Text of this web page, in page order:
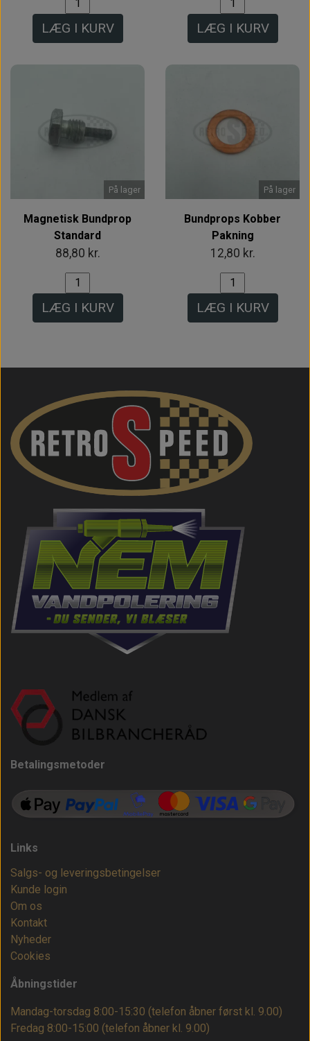
LÆG I KURV LÆG I KURV
På lager
Magnetisk Bundprop
Standard
88,80 kr.
LÆG I KURV
På lager
Bundprops Kobber
Pakning
12,80 kr.
LÆG I KURV
Betalingsmetoder
Links
Salgs- og leveringsbetingelser
Kunde login
Om os
Kontakt
Nyheder
Cookies
Åbningstider
Mandag-torsdag 8:00-15:30 (telefon åbner først kl. 9.00)
Fredag 8:00-15:00 (telefon åbner kl. 9.00)